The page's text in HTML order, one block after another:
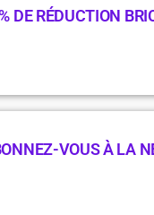
DE RÉDUCTION
VOUS À LA